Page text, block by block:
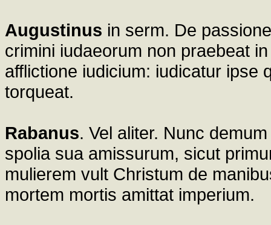
Augustinus in serm. De
crimini iudaeorum non praebeat
afflictione iudicium: iudicatur ipse
torqueat.
Rabanus. Vel aliter. Nunc
spolia sua amissurum, sicut
mulierem vult Christum de
mortem mortis amittat imperium.